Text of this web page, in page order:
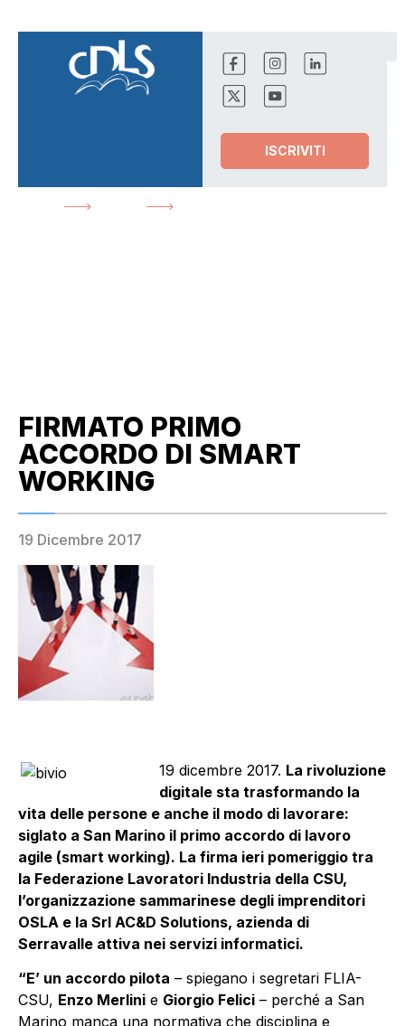
ISCRIVITI
FIRMATO PRIMO
ACCORDO DI SMART
WORKING
19 Dicembre 2017
19 dicembre 2017. La rivoluzione
digitale sta trasformando la
vita delle persone e anche il modo di lavorare:
siglato a San Marino il primo accordo di lavoro
agile (smart working). La firma ieri pomeriggio tra
la Federazione Lavoratori Industria della CSU,
l’organizzazione sammarinese degli imprenditori
OSLA e la Srl AC&D Solutions, azienda di
Serravalle attiva nei servizi informatici.
“E’ un accordo pilota – spiegano i segretari FLIA-
CSU, Enzo Merlini e Giorgio Felici – perché a San
Marino manca una normativa che disciplina e